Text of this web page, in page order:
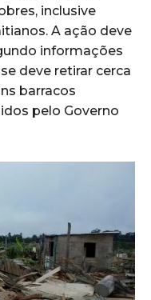
inclusive
A ação deve
informações
deve retirar cerca
barracos
pelo Governo